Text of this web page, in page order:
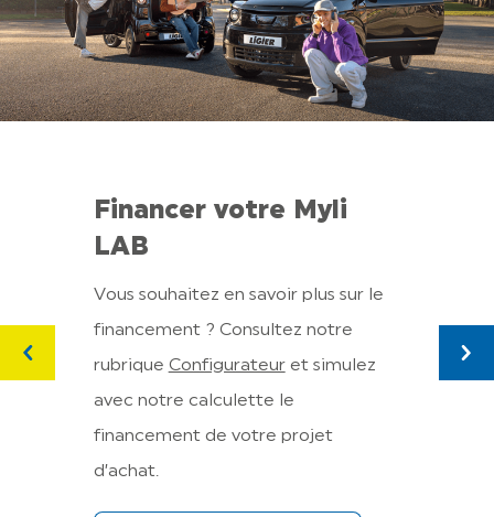
Financer votre Myli
LAB
Vous souhaitez en savoir plus sur le
financement ? Consultez notre
rubrique Configurateuret simulez
avec notre calculette le
financement de votre projet
d’achat.
Une
claire